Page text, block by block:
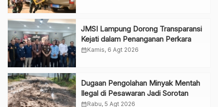
JMSI Lampung Dorong Transparansi
Kejati dalam Penanganan Perkara
calendar_monthKamis, 6 Agt 2026
Dugaan Pengolahan Minyak Mentah
Ilegal di Pesawaran Jadi Sorotan
calendar_monthRabu, 5 Agt 2026